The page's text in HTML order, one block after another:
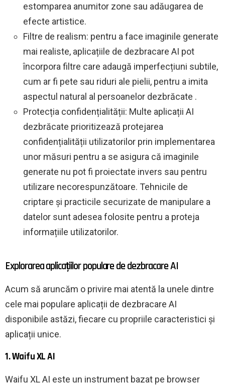
estomparea anumitor zone sau adăugarea de
efecte artistice.
Filtre de realism: pentru a face imaginile generate
mai realiste, aplicațiile de dezbracare AI pot
încorpora filtre care adaugă imperfecțiuni subtile,
cum ar fi pete sau riduri ale pielii, pentru a imita
aspectul natural al persoanelor dezbrăcate .
Protecția confidențialității: Multe aplicații AI
dezbrăcate prioritizează protejarea
confidențialității utilizatorilor prin implementarea
unor măsuri pentru a se asigura că imaginile
generate nu pot fi proiectate invers sau pentru
utilizare necorespunzătoare. Tehnicile de
criptare și practicile securizate de manipulare a
datelor sunt adesea folosite pentru a proteja
informațiile utilizatorilor.
Explorarea aplicațiilor populare de dezbracare AI
Acum să aruncăm o privire mai atentă la unele dintre
cele mai populare aplicații de dezbracare AI
disponibile astăzi, fiecare cu propriile caracteristici și
aplicații unice.
1. Waifu XL AI
Waifu XL AI este un instrument bazat pe browser